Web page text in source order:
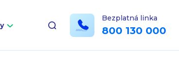
Bezplatná linka
800 130 000